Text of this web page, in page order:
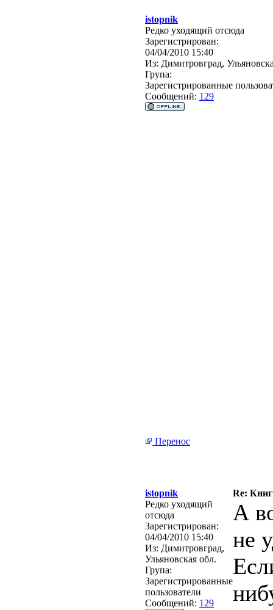
istopnik
Редко уходящий отсюда
Зарегистрирован:
04/04/2010 15:40
Из: Димитровград,
Група:
Зарегистрированные
Сообщений: 129
Перенос
istopnik
Re:
Редко уходящий
отсюда
Зарегистрирован:
04/04/2010 15:40
Из: Димитровград,
Ульяновская обл.
Група:
Зарегистрированные
пользователи
Сообщений: 129
А
не